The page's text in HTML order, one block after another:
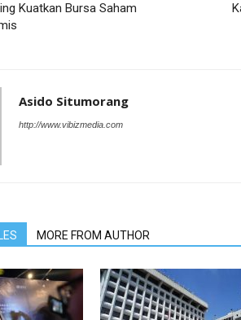
Kuatkan Bursa Saham
Asido Situmorang
http://www.vibizmedia.com
MORE FROM AUTHOR